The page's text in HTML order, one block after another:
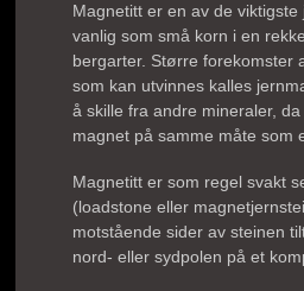
Magnetitt er en av de
vanlig som små korn i en
bergarter. Større forekomster
som kan utvinnes kalles
å skille fra andre mineraler,
magnet på samme måte som
Magnetitt er som regel svakt
(loadstone eller
motstående sider av steinen
nord- eller sydpolen på et